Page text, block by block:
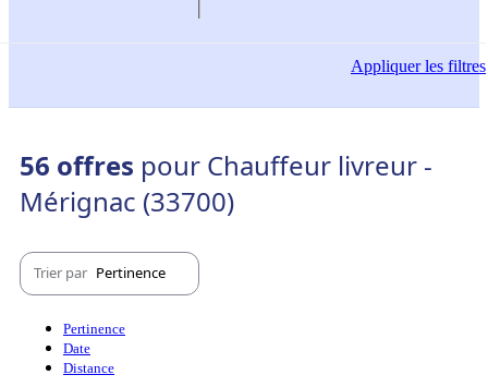
Appliquerles filtres
56 offres pour Chauffeur livreur -
Mérignac (33700)
Trier par Pertinence
Pertinence
Date
Distance